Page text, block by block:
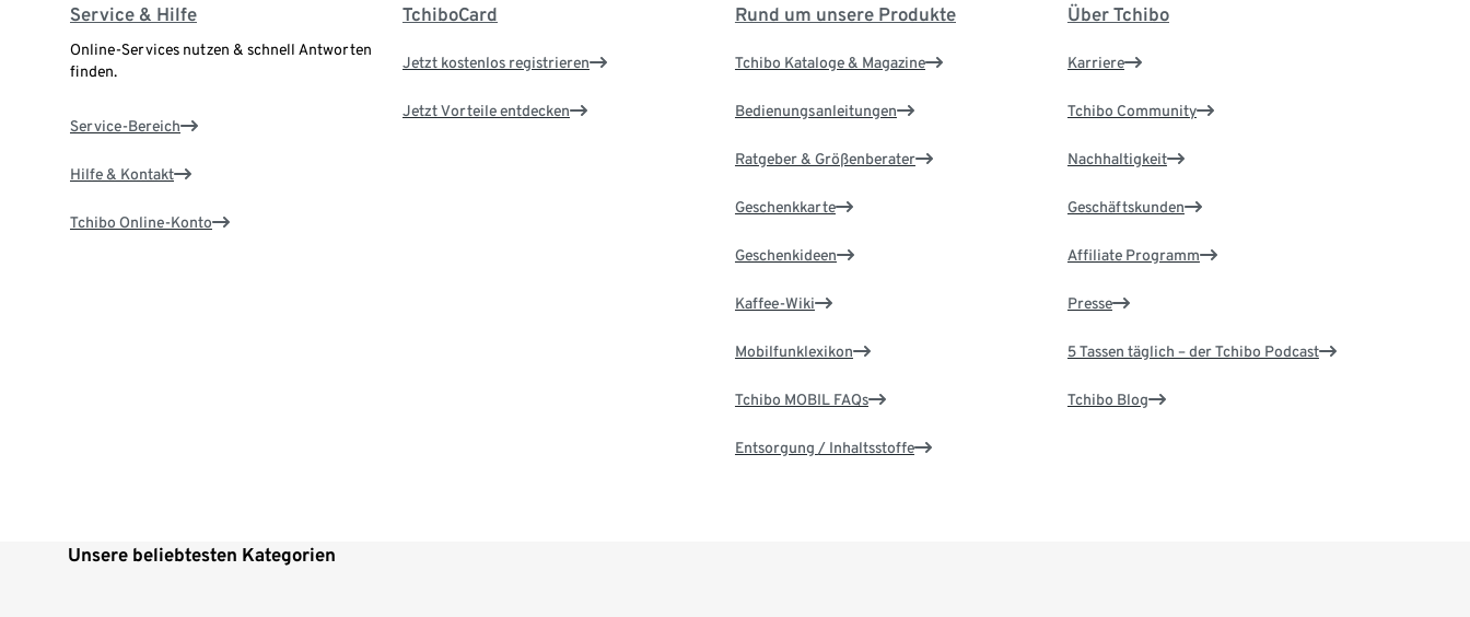
Service & Hilfe
Online-Services nutzen & schnell Antworten
finden.
Service-Bereich
Hilfe & Kontakt
Tchibo Online-Konto
TchiboCard
Jetzt kostenlos registrieren
Jetzt Vorteile entdecken
Rund um unsere Produkte
Tchibo Kataloge & Magazine
Bedienungsanleitungen
Ratgeber & Größenberater
Geschenkkarte
Geschenkideen
Kaffee-Wiki
Mobilfunklexikon
Tchibo MOBIL FAQs
Entsorgung / Inhaltsstoffe
Über Tchibo
Karriere
Tchibo Community
Nachhaltigkeit
Geschäftskunden
Affiliate Programm
Presse
5 Tassen täglich – der Tchibo Podcast
Tchibo Blog
Unsere beliebtesten Kategorien